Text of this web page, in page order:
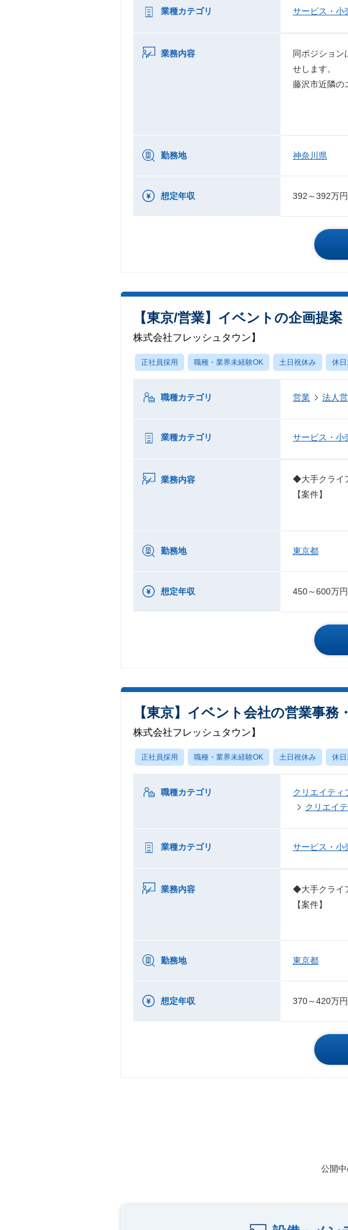
業種カテゴリ サービス・小
業務内容
同ポジション
せします。
藤沢市近隣の
勤務地 神奈川県
想定年収 392～392万円
【東京/営業】イベントの企画提
株式会社フレッシュタウン】
正社員採用 職種・業界未経験OK 土日祝休み 休
職種カテゴリ 営業 法人
業種カテゴリ サービス・小
業務内容
◆大手クライ
【案件】
勤務地 東京都
想定年収 450～600万円
【東京】イベント会社の営業事務
株式会社フレッシュタウン】
正社員採用 職種・業界未経験OK 土日祝休み 休
職種カテゴリ クリエイティ
クリエイ
業種カテゴリ サービス・小
業務内容
◆大手クライ
【案件】
勤務地 東京都
想定年収 370～420万円
公開中